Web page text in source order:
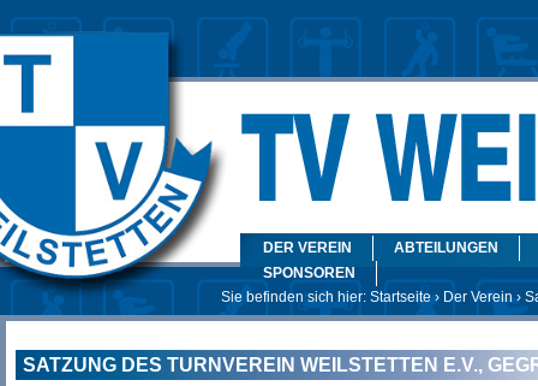
DER VEREIN
ABTEILUNGEN
SPONSOREN
Sie befinden sich hier: Startseite› Der Verein›
SATZUNG DES TURNVEREIN WEILSTETTEN E.V.,